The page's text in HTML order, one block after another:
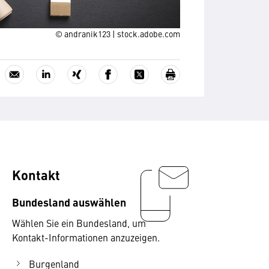
© andranik123 | stock.adobe.com
Kontakt
Bundesland auswählen
Wählen Sie ein Bundesland, um
Kontakt-Informationen anzuzeigen.
Burgenland